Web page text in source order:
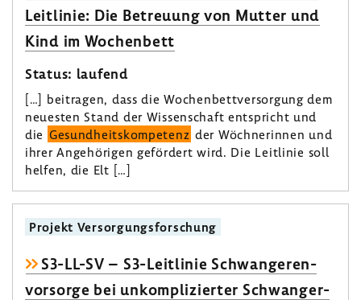
Leitlinie: Die Betreuung von Mutter und
Kind im Wochen­bett
Status: laufend
[…] beitragen, dass die Wochen­bett­ver­sor­gung dem
neuesten Stand der Wissen­schaft entspricht und
die Gesund­heits­kom­pe­tenz der Wöch­ne­rinnen und
ihrer Ange­hö­rigen geför­dert wird. Die Leit­linie soll
helfen, die Elt […]
Projekt Versor­gungs­for­schung
S3-​LL-SV – S3-​Leitlinie Schwan­ge­ren­
vor­sorge bei unkom­pli­zierter Schwan­ger­